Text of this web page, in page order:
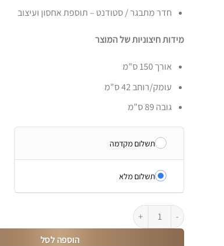
חדר מתבגר / סטודנט – תוספת אחסון ועיצוב
מידות חיצוניות של המוצר
אורך 150 ס"מ
עומק/רוחב 42 ס"מ
גובה 89 ס"מ
תשלום מקדמה
תשלום מלא
כמות של ארונית רחבה על רגליות גבוהות RAVENNA A 3D
הוספה לסל